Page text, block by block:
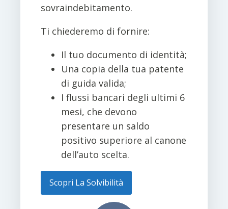
sovraindebitamento.
Ti chiederemo di fornire:
Il tuo documento di identità;
Una copia della tua patente
di guida valida;
I flussi bancari degli ultimi 6
mesi, che devono
presentare un saldo
positivo superiore al canone
dell’auto scelta.
Scopri La Solvibilità